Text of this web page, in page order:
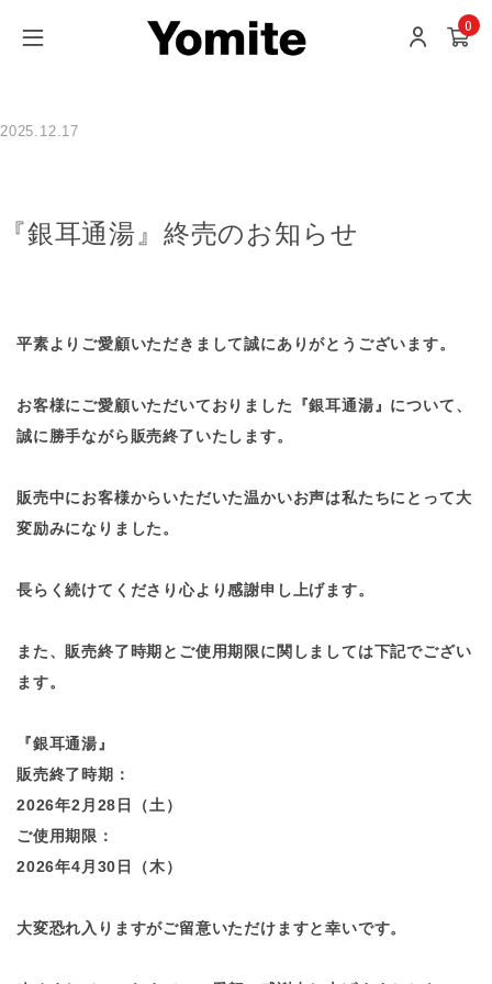
0
2025.12.17
『銀耳通湯』終売のお知らせ
平素よりご愛顧いただきまして誠にありがとうございます。
お客様にご愛顧いただいておりました『銀耳通湯』について、
誠に勝手ながら販売終了いたします。
販売中にお客様からいただいた温かいお声は私たちにとって大
変励みになりました。
長らく続けてくださり心より感謝申し上げます。
また、販売終了時期とご使用期限に関しましては下記でござい
ます。
『銀耳通湯』
販売終了時期：
2026年2月28日（土）
ご使用期限：
2026年4月30日（木）
大変恐れ入りますがご留意いただけますと幸いです。